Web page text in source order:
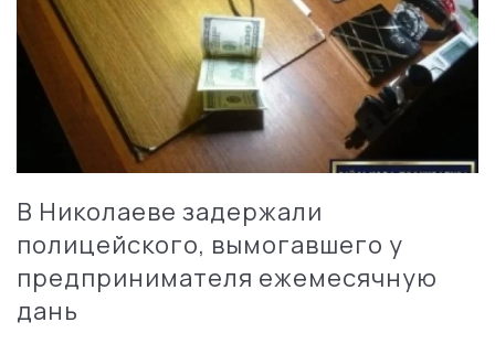
В Николаеве задержали
полицейского, вымогавшего у
предпринимателя ежемесячную
дань